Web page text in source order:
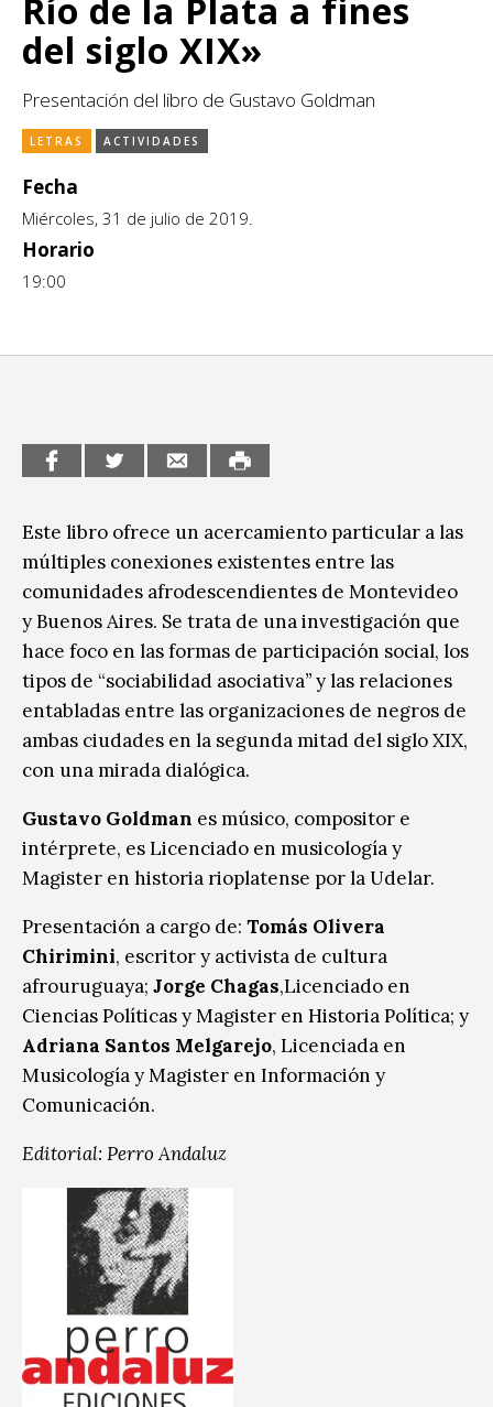
CCE en el interior/libros
Espacio itinerante de lectura infantil
Exposiciones
Género y Diversidad
Infantil y Juvenil
Letras
Medio Ambiente
Río de la Plata a fines
del siglo XIX»
Presentación del libro de Gustavo Goldman
LETRAS ACTIVIDADES
Fecha
Miércoles, 31 de julio de 2019.
Horario
19:00
Este libro ofrece un acercamiento particular a las
múltiples conexiones existentes entre las
comunidades afrodescendientes de Montevideo
y Buenos Aires. Se trata de una investigación que
hace foco en las formas de participación social, los
tipos de “sociabilidad asociativa”y las relaciones
entabladas entre las organizaciones de negros de
ambas ciudades en la segunda mitad del siglo XIX,
con una mirada dialógica.
Gustavo Goldman es músico, compositor e
intérprete, es Licenciado en musicología y
Magister en historia rioplatense por la Udelar.
Presentación a cargo de: Tomás Olivera
Chirimini, escritor y activista de cultura
afrouruguaya; Jorge Chagas,Licenciado en
Ciencias Políticas y Magister en Historia Política; y
Adriana Santos Melgarejo, Licenciada en
Musicología y Magister en Información y
Comunicación.
Editorial: Perro Andaluz